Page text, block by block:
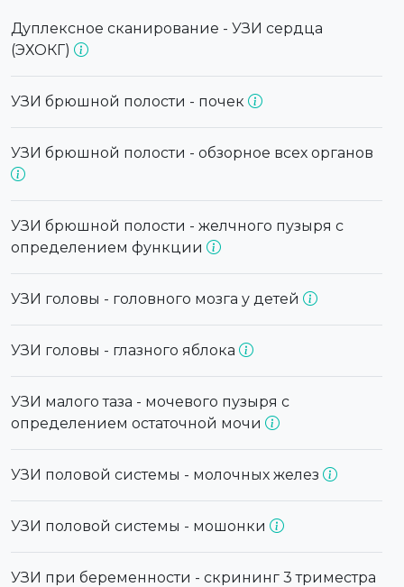
Дуплексное сканирование - УЗИ сердца
(ЭХОКГ)
УЗИ брюшной полости - почек
УЗИ брюшной полости - обзорное всех органов
УЗИ брюшной полости - желчного пузыря с
определением функции
УЗИ головы - головного мозга у детей
УЗИ головы - глазного яблока
УЗИ малого таза - мочевого пузыря с
определением остаточной мочи
УЗИ половой системы - молочных желез
УЗИ половой системы - мошонки
УЗИ при беременности - скрининг 3 триместра